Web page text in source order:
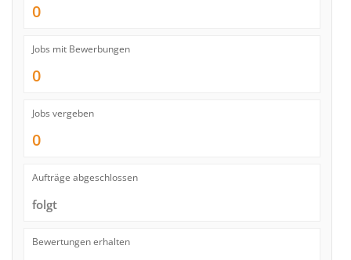
0
Jobs mit Bewerbungen
0
Jobs vergeben
0
Aufträge abgeschlossen
folgt
Bewertungen erhalten